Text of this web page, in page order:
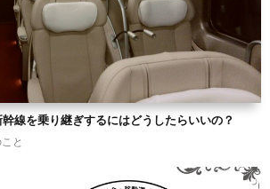
線を乗り継ぎするにはどうしたらいいの？
と